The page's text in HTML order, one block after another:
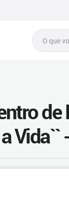
de
Vida``